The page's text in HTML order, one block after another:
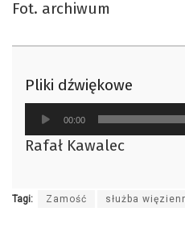
Fot. archiwum
Pliki dźwiękowe
Odtwarzacz
plików
dźwiękowych
00:00
Rafał Kawalec
Tagi: Zamość służba